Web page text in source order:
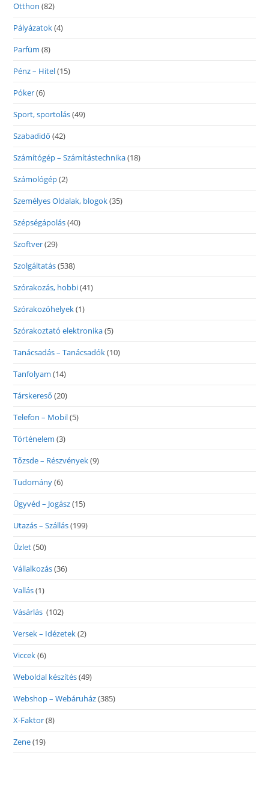
Otthon (82)
Pályázatok(4)
Parfüm (8)
Pénz – Hitel(15)
Póker(6)
Sport, sportolás(49)
Szabadidő (42)
Számítógép – Számítástechnika(18)
Számológép(2)
Személyes Oldalak, blogok(35)
Szépségápolás(40)
Szoftver(29)
Szolgáltatás(538)
Szórakozás, hobbi(41)
Szórakozóhelyek(1)
Szórakoztató elektronika(5)
Tanácsadás – Tanácsadók(10)
Tanfolyam (14)
Társkereső (20)
Telefon – Mobil(5)
Történelem (3)
Tőzsde – Részvények(9)
Tudomány(6)
Ügyvéd – Jogász(15)
Utazás – Szállás(199)
Üzlet(50)
Vállalkozás(36)
Vallás(1)
Vásárlás (102)
Versek – Idézetek(2)
Viccek(6)
Weboldal készítés(49)
Webshop – Webáruház(385)
X-Faktor(8)
Zene(19)